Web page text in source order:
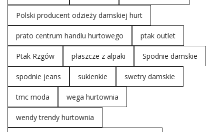
Polski producent odzieży damskiej hurt
prato centrum handlu hurtowego ptak outlet
Ptak Rzgów płaszcze z alpaki Spodnie damskie
spodnie jeans sukienkie swetry damskie
tmc moda wega hurtownia
wendy trendy hurtownia